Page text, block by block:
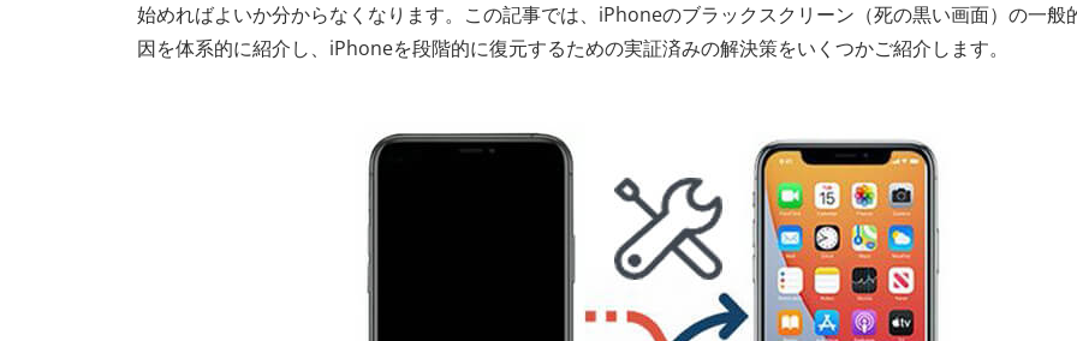
始めればよいか分からなくなります。この記事では、iPhoneのブラックスクリーン（死の黒い画面）の一般
因を体系的に紹介し、iPhoneを段階的に復元するための実証済みの解決策をいくつかご紹介します。